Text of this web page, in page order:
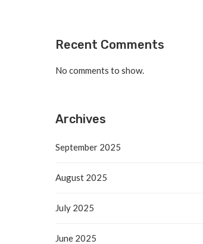
Recent Comments
No comments to show.
Archives
September 2025
August 2025
July 2025
June 2025